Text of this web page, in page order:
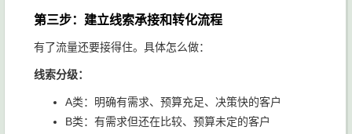
第三步：建立线索承接和转化流程
有了流量还要接得住。具体怎么做：
线索分级：
A类：明确有需求、预算充足、决策快的客户
B类：有需求但还在比较、预算未定的客户